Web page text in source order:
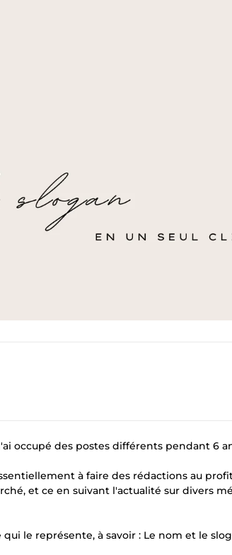
occupé des postes différents pendant 6
à faire des rédactions au
et ce en suivant l'actualité sur divers
le représente, à savoir : Le nom et le